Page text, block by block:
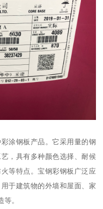
涂钢板产品。它采用量的钢
，具有多种颜色选择、耐候
等特点。宝钢彩钢板广泛应
于建筑物的外墙和屋面、家
。